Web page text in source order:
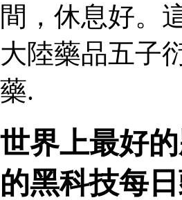
間，休息好。
大陸藥品五子
藥.
世界上最好
的黑科技每